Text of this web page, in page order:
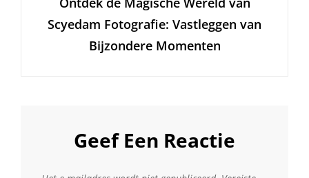
Bericht
Scyedam Fotografie: Vastleggen van
Bijzondere Momenten
Geef Een Reactie